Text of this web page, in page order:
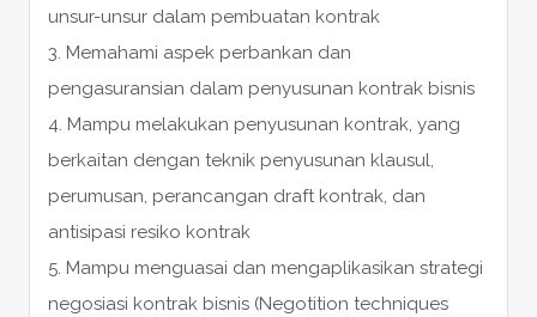
unsur-unsur dalam pembuatan kontrak
3. Memahami aspek perbankan dan
pengasuransian dalam penyusunan kontrak bisnis
4. Mampu melakukan penyusunan kontrak, yang
berkaitan dengan teknik penyusunan klausul,
perumusan, perancangan draft kontrak, dan
antisipasi resiko kontrak
5. Mampu menguasai dan mengaplikasikan strategi
negosiasi kontrak bisnis (Negotition techniques